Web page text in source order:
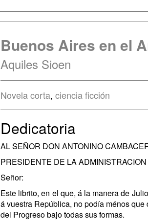
Buenos Aires en el
Aquiles Sioen
Novela corta, ciencia ficción
Dedicatoria
AL SEÑOR DON ANTONINO
PRESIDENTE DE LA
Señor:
Este librito, en el que, á la manera de
á vuestra República, no podía ménos
del Progreso bajo todas sus formas.